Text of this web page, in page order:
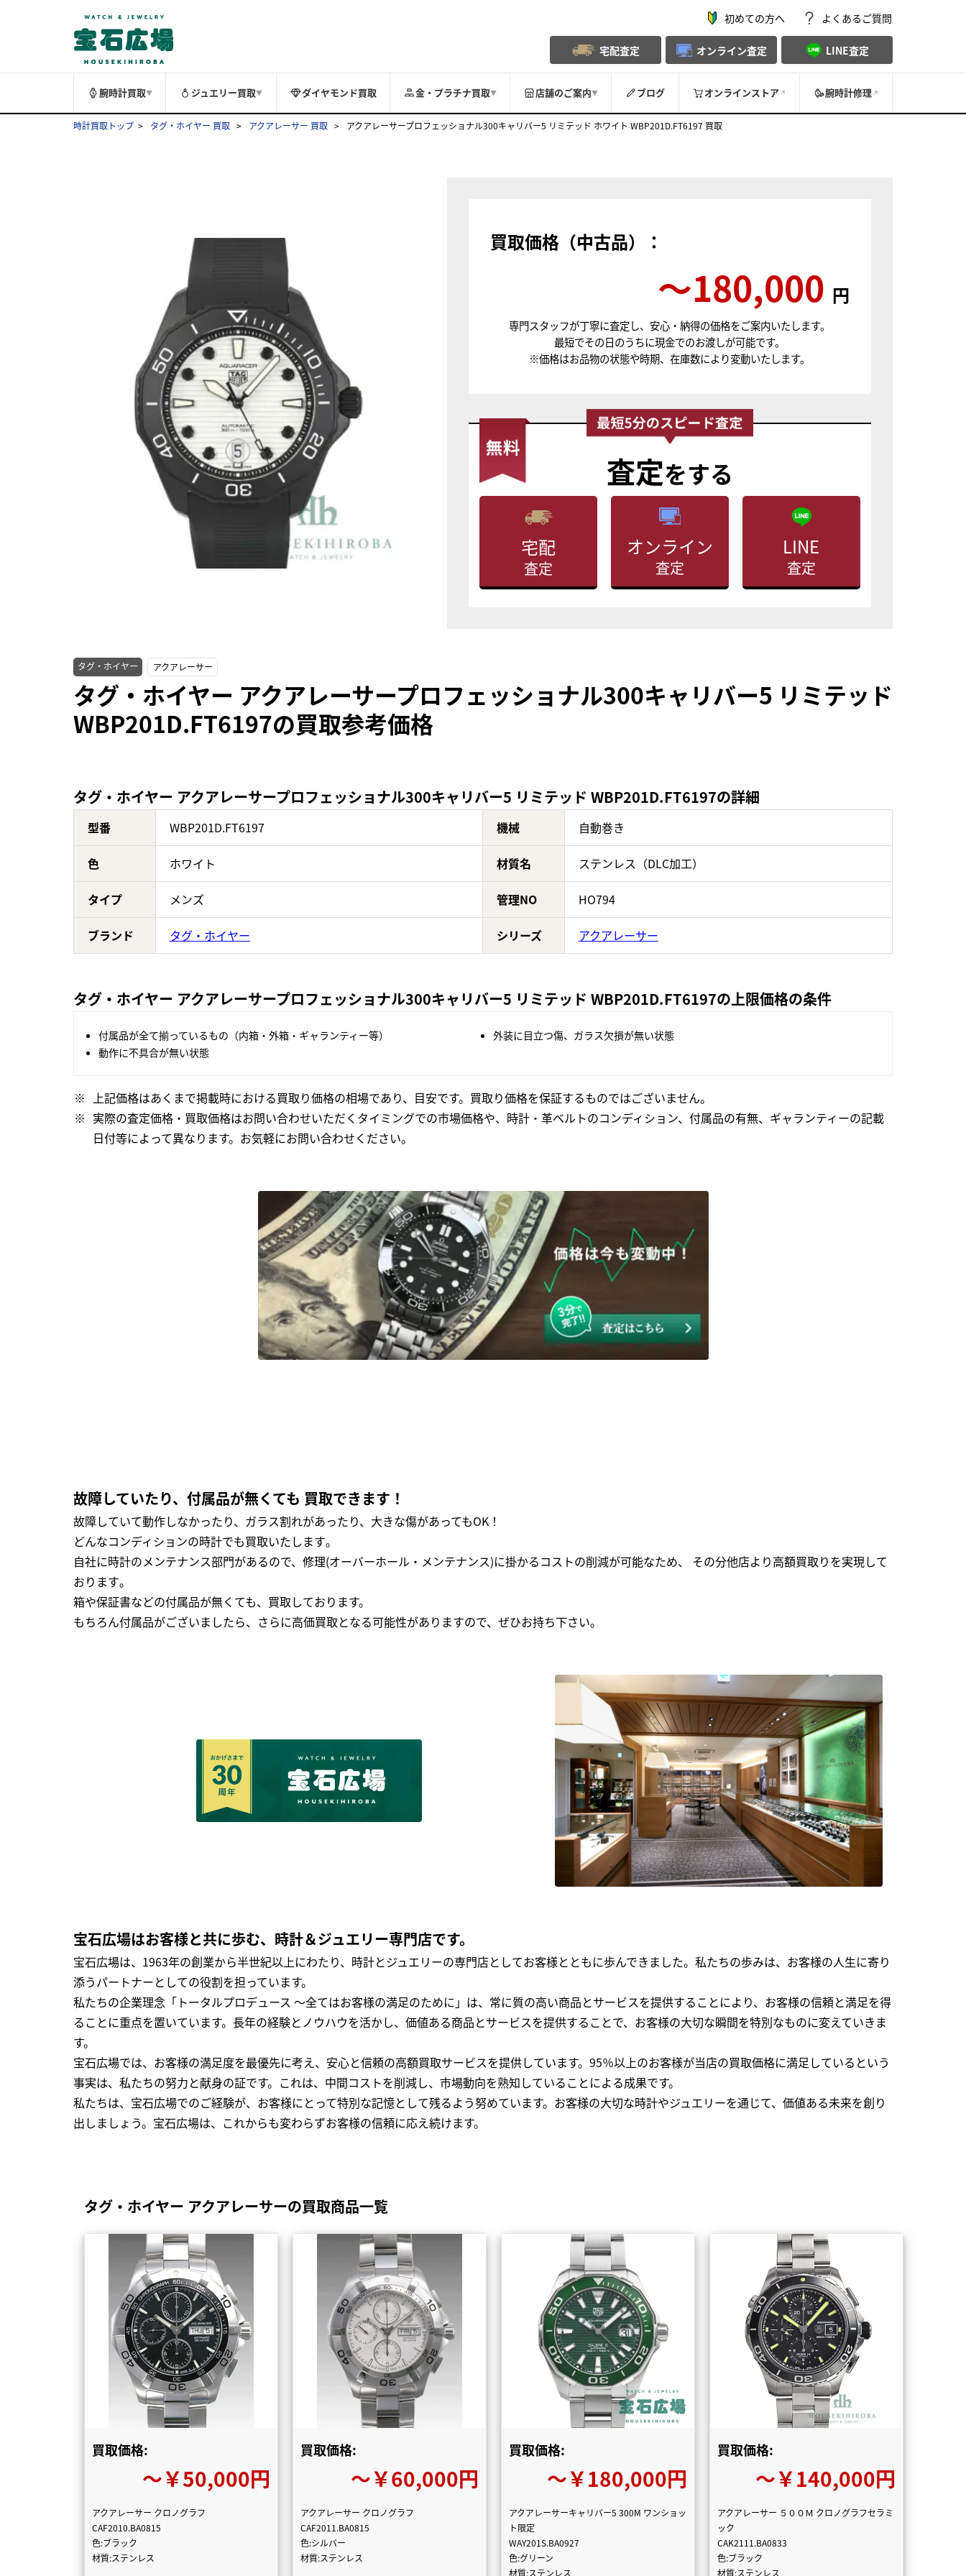
初めての方へ よくあるご質問
宅配査定 オンライン査定 LINE査定
腕時計買取▼ ジュエリー買取▼ ダイヤモンド買取 金・プラチナ買取▼ 店舗のご案内▼ ブログ オンラインストア 腕時計修理
時計買取トップ タグ・ホイヤー 買取 アクアレーサー 買取 アクアレーサープロフェッショナル300キャリバー5 リミテッド ホワイト WBP201D.FT6197 買取
買取価格（中古品）：
〜180,000 円
専門スタッフが丁寧に査定し、安心・納得の価格をご案内いたします。
最短でその日のうちに現金でのお渡しが可能です。
※価格はお品物の状態や時期、在庫数により変動いたします。
査定をする
宅配
査定
オンライン
査定
LINE
査定
タグ・ホイヤー アクアレーサー
タグ・ホイヤー アクアレーサープロフェッショナル300キャリバー5 リミテッド
WBP201D.FT6197の買取参考価格
タグ・ホイヤー アクアレーサープロフェッショナル300キャリバー5 リミテッド WBP201D.FT6197の詳細
型番 WBP201D.FT6197 機械 自動巻き
色 ホワイト 材質名 ステンレス（DLC加工）
タイプ メンズ 管理NO HO794
ブランド タグ・ホイヤー シリーズ アクアレーサー
タグ・ホイヤー アクアレーサープロフェッショナル300キャリバー5 リミテッド WBP201D.FT6197の上限価格の条件
付属品が全て揃っているもの（内箱・外箱・ギャランティー等）
外装に目立つ傷、ガラス欠損が無い状態
動作に不具合が無い状態
上記価格はあくまで掲載時における買取り価格の相場であり、目安です。買取り価格を保証するものではございません。
実際の査定価格・買取価格はお問い合わせいただくタイミングでの市場価格や、時計・革ベルトのコンディション、付属品の有無、ギャランティーの記載
日付等によって異なります。お気軽にお問い合わせください。
故障していたり、付属品が無くても 買取できます！
故障していて動作しなかったり、ガラス割れがあったり、大きな傷があってもOK！
どんなコンディションの時計でも買取いたします｡
自社に時計のメンテナンス部門があるので、修理(オーバーホール・メンテナンス)に掛かるコストの削減が可能なため、 その分他店より高額買取りを実現して
おります｡
箱や保証書などの付属品が無くても、買取しております。
もちろん付属品がございましたら、さらに高価買取となる可能性がありますので、ぜひお持ち下さい｡
宝石広場はお客様と共に歩む、時計＆ジュエリー専門店です。
宝石広場は、1963年の創業から半世紀以上にわたり、時計とジュエリーの専門店としてお客様とともに歩んできました。私たちの歩みは、お客様の人生に寄り
添うパートナーとしての役割を担っています。
私たちの企業理念「トータルプロデュース ～全てはお客様の満足のために」は、常に質の高い商品とサービスを提供することにより、お客様の信頼と満足を得
ることに重点を置いています。長年の経験とノウハウを活かし、価値ある商品とサービスを提供することで、お客様の大切な瞬間を特別なものに変えていきま
す。
宝石広場では、お客様の満足度を最優先に考え、安心と信頼の高額買取サービスを提供しています。95％以上のお客様が当店の買取価格に満足しているという
事実は、私たちの努力と献身の証です。これは、中間コストを削減し、市場動向を熟知していることによる成果です。
私たちは、宝石広場でのご経験が、お客様にとって特別な記憶として残るよう努めています。お客様の大切な時計やジュエリーを通じて、価値ある未来を創り
出しましょう。宝石広場は、これからも変わらずお客様の信頼に応え続けます。
タグ・ホイヤー アクアレーサーの買取商品一覧
買取価格:
〜￥50,000円
アクアレーサー クロノグラフ
CAF2010.BA0815
色:ブラック
材質:ステンレス
買取価格:
〜￥60,000円
アクアレーサー クロノグラフ
CAF2011.BA0815
色:シルバー
材質:ステンレス
買取価格:
〜￥180,000円
アクアレーサーキャリバー5 300M ワンショッ
ト限定
WAY201S.BA0927
色:グリーン
材質:ステンレス
買取価格:
〜￥140,000円
アクアレーサー ５００Ｍ クロノグラフセラミ
ック
CAK2111.BA0833
色:ブラック
材質:ステンレス